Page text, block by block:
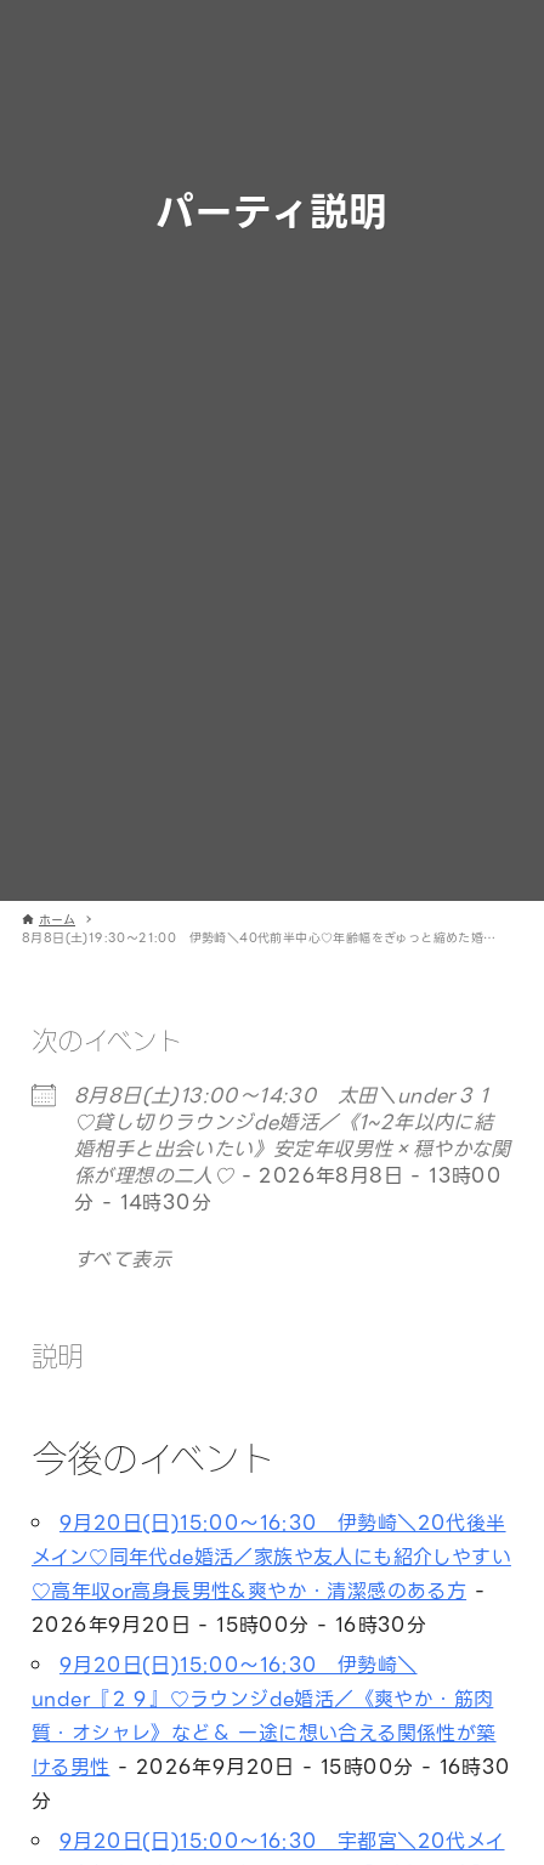
パーティ説明
ホーム
8月8日(土)19:30〜21:00 伊勢崎＼40代前半中心♡年齢幅をぎゅっと縮めた婚活／ 安定収入の男性×笑顔が素敵な女性
次のイベント
8月8日(土)13:00〜14:30 太田＼under３１
♡貸し切りラウンジde婚活／《1~2年以内に結
婚相手と出会いたい》安定年収男性×穏やかな関
係が理想の二人♡- 2026年8月8日 - 13時00
分 - 14時30分
すべて表示
説明
今後のイベント
9月20日(日)15:00～16:30 伊勢崎＼20代後半
メイン♡同年代de婚活／家族や友人にも紹介しやすい
♡高年収or高身長男性&爽やか・清潔感のある方 -
2026年9月20日 - 15時00分 - 16時30分
9月20日(日)15:00～16:30 伊勢崎＼
under『２９』♡ラウンジde婚活／《爽やか・筋肉
質・オシャレ》など＆ 一途に想い合える関係性が築
ける男性 - 2026年9月20日 - 15時00分 - 16時30
分
9月20日(日)15:00～16:30 宇都宮＼20代メイ